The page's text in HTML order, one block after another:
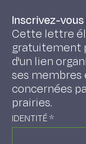
Inscrivez-
Cette lettre
gratuitement
d'un lien
ses membres
concernées
prairies.
IDENTITÉ*